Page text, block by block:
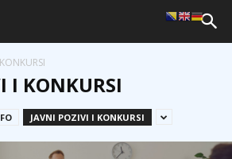
I KONKURSI
JAVNI POZIVI I KONKURSI